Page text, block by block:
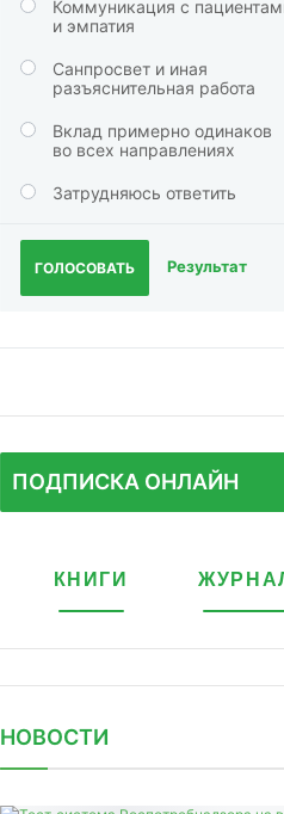
Коммуникация с
и эмпатия
Санпросвет и иная
разъяснительная работа
Вклад примерно одинаков
во всех направлениях
Затрудняюсь ответить
ГОЛОСОВАТЬ Результат
ПОДПИСКА ОНЛАЙН
КНИГИ
НОВОСТИ